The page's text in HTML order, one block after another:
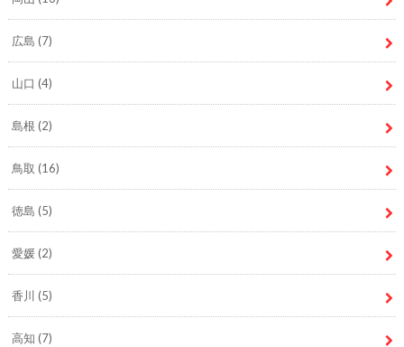
広島 (7)
山口 (4)
島根 (2)
鳥取 (16)
徳島 (5)
愛媛(2)
香川 (5)
高知 (7)